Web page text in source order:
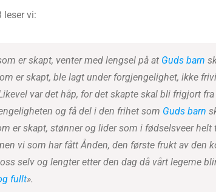
leser vi:
er skapt, venter med lengsel på at Guds barn
er skapt, ble lagt under forgjengelighet, ikke
var det håp, for det skapte skal bli frigjort
og få del i den frihet som Guds barn
er skapt, stønner og lider som i fødselsveer helt
vi som har fått Ånden, den første frukt av den
selv og lengter etter den dag då vårt legeme
fullt».